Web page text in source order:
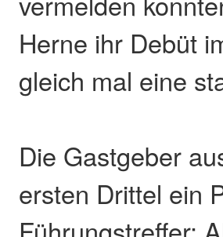
Herne ihr Debüt
gleich mal eine
Die Gastgeber
ersten Drittel ein